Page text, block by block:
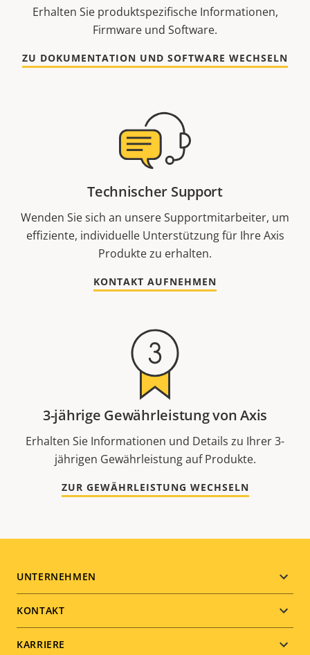
Erhalten Sie produktspezifische Informationen,
Firmware und Software.
ZU DOKUMENTATION UND SOFTWARE WECHSELN
Technischer Support
Wenden Sie sich an unsere Supportmitarbeiter, um
effiziente, individuelle Unterstützung für Ihre Axis
Produkte zu erhalten.
KONTAKT AUFNEHMEN
3-jährige Gewährleistung von Axis
Erhalten Sie Informationen und Details zu Ihrer 3-
jährigen Gewährleistung auf Produkte.
ZUR GEWÄHRLEISTUNG WECHSELN
Footer
menu
UNTERNEHMEN
KONTAKT
KARRIERE